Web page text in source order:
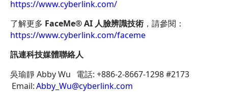
https://www.cyberlink.com/
了解更多 FaceMe® AI 人臉辨識技術 ，請參閱：
https://www.cyberlink.com/faceme
訊連科技媒體聯絡人
吳瑜靜 Abby Wu 電話: +886-2-8667-1298 #2173
Email:Abby_Wu@cyberlink.com